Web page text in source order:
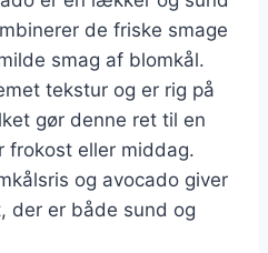
de friske smage
smag af blomkål.
tekstur og er rig på
gør denne ret til en
eller middag.
og avocado giver
der er både sund og